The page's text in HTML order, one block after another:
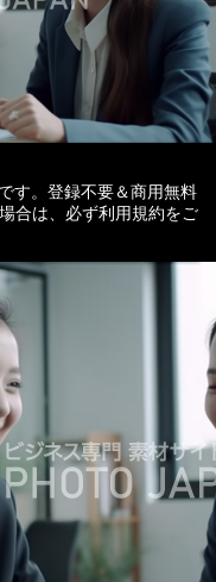
す。登録不要＆商用無料
合は、必ず利用規約をご